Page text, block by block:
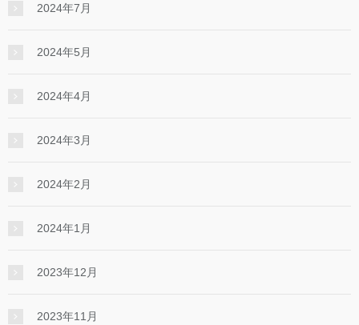
2024年7月
2024年5月
2024年4月
2024年3月
2024年2月
2024年1月
2023年12月
2023年11月